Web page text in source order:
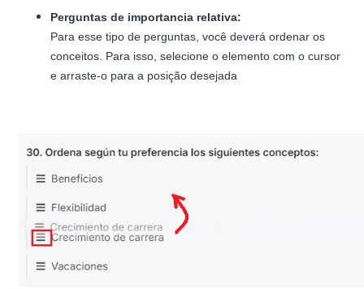
Perguntas de importancia relativa:
Para esse tipo de perguntas, você deverá ordenar os
conceitos. Para isso, selecione o elemento com o cursor
e arraste-o para a posição desejada